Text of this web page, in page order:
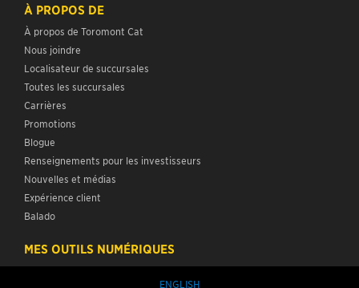
À PROPOS DE
À propos de Toromont Cat
Nous joindre
Localisateur de succursales
Toutes les succursales
Carrières
Promotions
Blogue
Renseignements pour les investisseurs
Nouvelles et médias
Expérience client
Balado
MES OUTILS NUMÉRIQUES
ENGLISH